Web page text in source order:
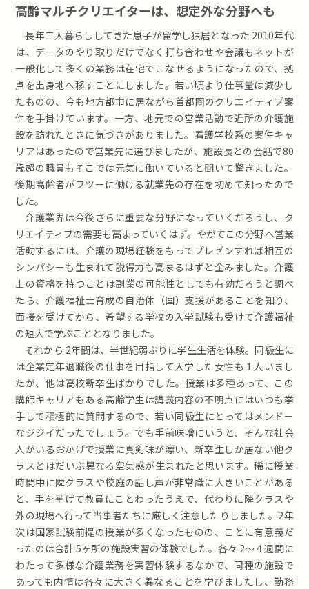
高齢マルチクリエイターは、想定外な分野へも
長年二人暮らししてきた息子が留学し独居となった 2010年代
は、データのやり取りだけでなく打ち合わせや会議もネットが
一般化して多くの業務は在宅でこなせるようになったので、拠
点を出身地へ移すことにしました。若い頃より仕事量は減少し
たものの、今も地方都市に居ながら首都圏のクリエイティブ案
件を手掛けています。一方、地元での営業活動で近所の介護施
設を訪れたときに気づきがありました。看護学校系の案件キャ
リアはあったので営業先に選びましたが、施設長との会話で80
歳超の職員もそこでは元気に働いていると聞いて驚きました。
後期高齢者がフツーに働ける就業先の存在を初めて知ったので
した。
介護業界は今後さらに重要な分野になっていくだろうし、ク
リエイティブの需要も高まっていくはず。やがてこの分野へ営業
活動するには、介護の現場経験をもってプレゼンすれば相互の
シンパシーも生まれて説得力も高まるはずと企みました。介護
士の資格を持つことは副業の可能性としても有効だろうと調べ
たら、介護福祉士育成の自治体（国）支援があることを知り、
面接を受けてから、希望する学校の入学試験も受けて介護福祉
の短大で学ぶこととなりました。
それから 2年間は、半世紀弱ぶりに学生生活を体験。同級生に
は企業定年退職後の仕事を目指して入学した女性も１人いまし
たが、他は高校新卒生ばかりでした。授業は多種あって、この
講師キャリアもある高齢学生は講義内容の不明点にはいつも挙
手して積極的に質問するので、若い同級生にとってはメンドー
なジジイだったでしょう。でも手前味噌にいうと、そんな社会
人がいるおかげで授業に真剣味が漂い、新卒生しか居ない他ク
ラスとはだいぶ異なる空気感が生まれたと思います。稀に授業
時間中に隣クラスや校庭の話し声が非常識に大きいことがある
と、手を挙げて教員にことわったうえで、代わりに隣クラスや
外の現場へ行って当事者たちに厳しく注意したりしました。2年
次は国家試験前提の授業が多くなったものの、ことに有意義だ
ったのは合計 5ヶ所の施設実習の体験でした。各々 2〜４週間に
わたって多様な介護業務を実習体験するなかで、同種の施設で
あっても内情は各々に大きく異なることを学びましたし、勤務